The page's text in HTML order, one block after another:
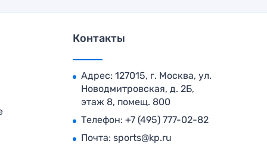
Контакты
Адрес: 127015, г. Москва, ул.
Новодмитровская, д. 2Б,
этаж 8, помещ. 800
Телефон: +7 (495) 777-02-82
Почта: sports@kp.ru